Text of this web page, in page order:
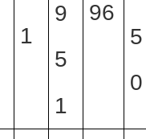
1
9
5
1
96
5
0